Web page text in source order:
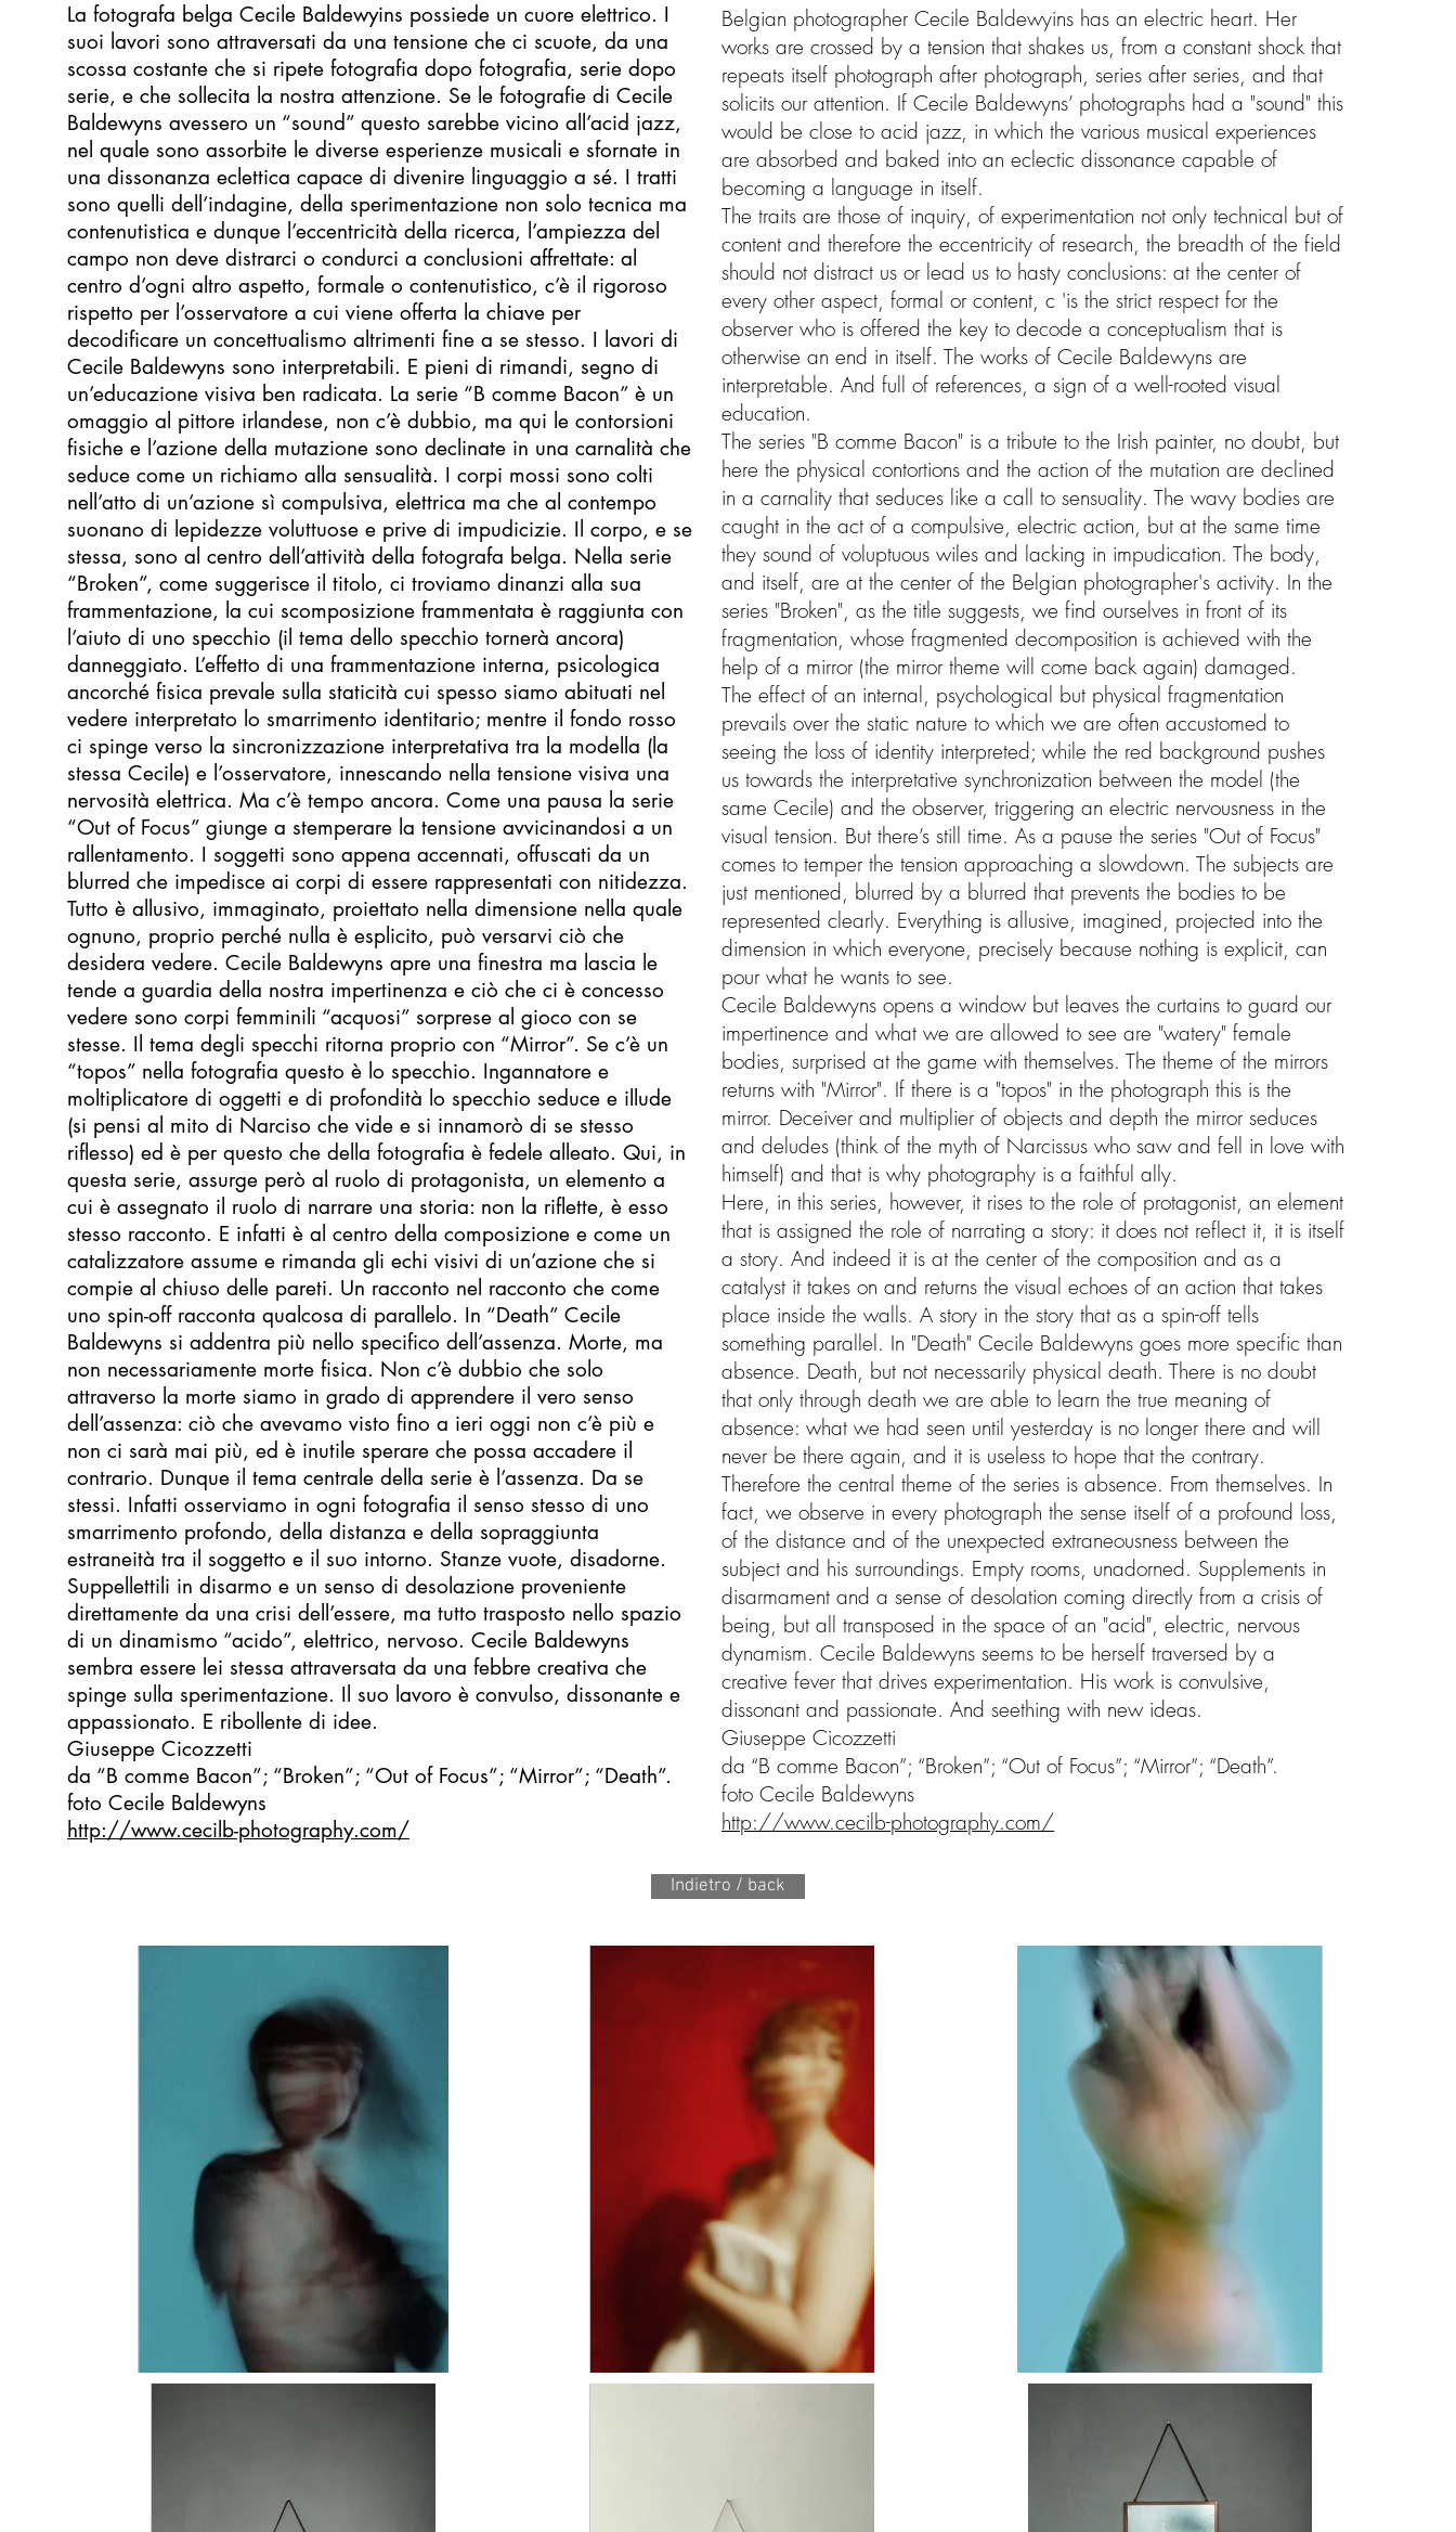
La fotografa belga Cecile Baldewyins possiede un cuore elettrico. I
suoi lavori sono attraversati da una tensione che ci scuote, da una
scossa costante che si ripete fotografia dopo fotografia, serie dopo
serie, e che sollecita la nostra attenzione. Se le fotografie di Cecile
Baldewyns avessero un “sound” questo sarebbe vicino all’acid jazz,
nel quale sono assorbite le diverse esperienze musicali e sfornate in
una dissonanza eclettica capace di divenire linguaggio a sé. I tratti
sono quelli dell’indagine, della sperimentazione non solo tecnica ma
contenutistica e dunque l’eccentricità della ricerca, l’ampiezza del
campo non deve distrarci o condurci a conclusioni affrettate: al
centro d’ogni altro aspetto, formale o contenutistico, c’è il rigoroso
rispetto per l’osservatore a cui viene offerta la chiave per
decodificare un concettualismo altrimenti fine a se stesso. I lavori di
Cecile Baldewyns sono interpretabili. E pieni di rimandi, segno di
un’educazione visiva ben radicata. La serie “B comme Bacon” è un
omaggio al pittore irlandese, non c’è dubbio, ma qui le contorsioni
fisiche e l’azione della mutazione sono declinate in una carnalità che
seduce come un richiamo alla sensualità. I corpi mossi sono colti
nell’atto di un’azione sì compulsiva, elettrica ma che al contempo
suonano di lepidezze voluttuose e prive di impudicizie. Il corpo, e se
stessa, sono al centro dell’attività della fotografa belga. Nella serie
“Broken”, come suggerisce il titolo, ci troviamo dinanzi alla sua
frammentazione, la cui scomposizione frammentata è raggiunta con
l’aiuto di uno specchio (il tema dello specchio tornerà ancora)
danneggiato. L’effetto di una frammentazione interna, psicologica
ancorché fisica prevale sulla staticità cui spesso siamo abituati nel
vedere interpretato lo smarrimento identitario; mentre il fondo rosso
ci spinge verso la sincronizzazione interpretativa tra la modella (la
stessa Cecile) e l’osservatore, innescando nella tensione visiva una
nervosità elettrica. Ma c’è tempo ancora. Come una pausa la serie
“Out of Focus” giunge a stemperare la tensione avvicinandosi a un
rallentamento. I soggetti sono appena accennati, offuscati da un
blurred che impedisce ai corpi di essere rappresentati con nitidezza.
Tutto è allusivo, immaginato, proiettato nella dimensione nella quale
ognuno, proprio perché nulla è esplicito, può versarvi ciò che
desidera vedere. Cecile Baldewyns apre una finestra ma lascia le
tende a guardia della nostra impertinenza e ciò che ci è concesso
vedere sono corpi femminili “acquosi” sorprese al gioco con se
stesse. Il tema degli specchi ritorna proprio con “Mirror”. Se c’è un
“topos” nella fotografia questo è lo specchio. Ingannatore e
moltiplicatore di oggetti e di profondità lo specchio seduce e illude
(si pensi al mito di Narciso che vide e si innamorò di se stesso
riflesso) ed è per questo che della fotografia è fedele alleato. Qui, in
questa serie, assurge però al ruolo di protagonista, un elemento a
cui è assegnato il ruolo di narrare una storia: non la riflette, è esso
stesso racconto. E infatti è al centro della composizione e come un
catalizzatore assume e rimanda gli echi visivi di un’azione che si
compie al chiuso delle pareti. Un racconto nel racconto che come
uno spin-off racconta qualcosa di parallelo. In “Death” Cecile
Baldewyns si addentra più nello specifico dell’assenza. Morte, ma
non necessariamente morte fisica. Non c’è dubbio che solo
attraverso la morte siamo in grado di apprendere il vero senso
dell’assenza: ciò che avevamo visto fino a ieri oggi non c’è più e
non ci sarà mai più, ed è inutile sperare che possa accadere il
contrario. Dunque il tema centrale della serie è l’assenza. Da se
stessi. Infatti osserviamo in ogni fotografia il senso stesso di uno
smarrimento profondo, della distanza e della sopraggiunta
estraneità tra il soggetto e il suo intorno. Stanze vuote, disadorne.
Suppellettili in disarmo e un senso di desolazione proveniente
direttamente da una crisi dell’essere, ma tutto trasposto nello spazio
di un dinamismo “acido”, elettrico, nervoso. Cecile Baldewyns
sembra essere lei stessa attraversata da una febbre creativa che
spinge sulla sperimentazione. Il suo lavoro è convulso, dissonante e
appassionato. E ribollente di idee.
Giuseppe Cicozzetti
da “B comme Bacon”; “Broken”; “Out of Focus”; “Mirror”; “Death”.
foto Cecile Baldewyns
http://www.cecilb-photography.com/
Belgian photographer Cecile Baldewyins has an electric heart. Her
works are crossed by a tension that shakes us, from a constant shock that
repeats itself photograph after photograph, series after series, and that
solicits our attention. If Cecile Baldewyns’ photographs had a "sound" this
would be close to acid jazz, in which the various musical experiences
are absorbed and baked into an eclectic dissonance capable of
becoming a language in itself.
The traits are those of inquiry, of experimentation not only technical but of
content and therefore the eccentricity of research, the breadth of the field
should not distract us or lead us to hasty conclusions: at the center of
every other aspect, formal or content, c 'is the strict respect for the
observer who is offered the key to decode a conceptualism that is
otherwise an end in itself. The works of Cecile Baldewyns are
interpretable. And full of references, a sign of a well-rooted visual
education.
The series "B comme Bacon" is a tribute to the Irish painter, no doubt, but
here the physical contortions and the action of the mutation are declined
in a carnality that seduces like a call to sensuality. The wavy bodies are
caught in the act of a compulsive, electric action, but at the same time
they sound of voluptuous wiles and lacking in impudication. The body,
and itself, are at the center of the Belgian photographer's activity. In the
series "Broken", as the title suggests, we find ourselves in front of its
fragmentation, whose fragmented decomposition is achieved with the
help of a mirror (the mirror theme will come back again) damaged.
The effect of an internal, psychological but physical fragmentation
prevails over the static nature to which we are often accustomed to
seeing the loss of identity interpreted; while the red background pushes
us towards the interpretative synchronization between the model (the
same Cecile) and the observer, triggering an electric nervousness in the
visual tension. But there’s still time. As a pause the series "Out of Focus"
comes to temper the tension approaching a slowdown. The subjects are
just mentioned, blurred by a blurred that prevents the bodies to be
represented clearly. Everything is allusive, imagined, projected into the
dimension in which everyone, precisely because nothing is explicit, can
pour what he wants to see.
Cecile Baldewyns opens a window but leaves the curtains to guard our
impertinence and what we are allowed to see are "watery" female
bodies, surprised at the game with themselves. The theme of the mirrors
returns with "Mirror". If there is a "topos" in the photograph this is the
mirror. Deceiver and multiplier of objects and depth the mirror seduces
and deludes (think of the myth of Narcissus who saw and fell in love with
himself) and that is why photography is a faithful ally.
Here, in this series, however, it rises to the role of protagonist, an element
that is assigned the role of narrating a story: it does not reflect it, it is itself
a story. And indeed it is at the center of the composition and as a
catalyst it takes on and returns the visual echoes of an action that takes
place inside the walls. A story in the story that as a spin-off tells
something parallel. In "Death" Cecile Baldewyns goes more specific than
absence. Death, but not necessarily physical death. There is no doubt
that only through death we are able to learn the true meaning of
absence: what we had seen until yesterday is no longer there and will
never be there again, and it is useless to hope that the contrary.
Therefore the central theme of the series is absence. From themselves. In
fact, we observe in every photograph the sense itself of a profound loss,
of the distance and of the unexpected extraneousness between the
subject and his surroundings. Empty rooms, unadorned. Supplements in
disarmament and a sense of desolation coming directly from a crisis of
being, but all transposed in the space of an "acid", electric, nervous
dynamism. Cecile Baldewyns seems to be herself traversed by a
creative fever that drives experimentation. His work is convulsive,
dissonant and passionate. And seething with new ideas.
Giuseppe Cicozzetti
da “B comme Bacon”; “Broken”; “Out of Focus”; “Mirror”; “Death”.
foto Cecile Baldewyns
http://www.cecilb-photography.com/
Indietro / back